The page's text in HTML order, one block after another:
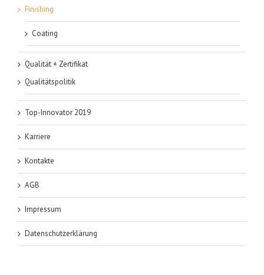
Finishing
Coating
Qualität + Zertifikat
Qualitätspolitik
Top-Innovator 2019
Karriere
Kontakte
AGB
Impressum
Datenschutzerklärung